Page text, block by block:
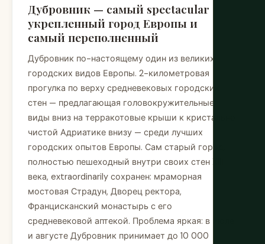
Дубровник — самый spectacular
укрепленный город Европы и
самый переполненный
Дубровник по-настоящему один из великих
городских видов Европы. 2-километровая
прогулка по верху средневековых городских
стен — предлагающая головокружительные
виды вниз на терракотовые крыши к кристально
чистой Адриатике внизу — среди лучших
городских опытов Европы. Сам старый город,
полностью пешеходный внутри своих стен XIII
века, extraordinarily сохранен: мраморная
мостовая Страдун, Дворец ректора,
Францисканский монастырь с его
средневековой аптекой. Проблема яркая: в июле
и августе Дубровник принимает до 10 000